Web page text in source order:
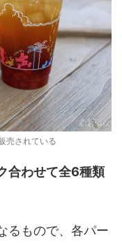
売されている
合わせて全6種類
るもので、各パー